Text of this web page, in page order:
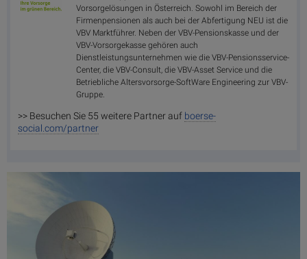
Vorsorgelösungen in Österreich. Sowohl im Bereich der
Firmenpensionen als auch bei der Abfertigung NEU ist die
VBV Marktführer. Neben der VBV-Pensionskasse und der
VBV-Vorsorgekasse gehören auch
Dienstleistungsunternehmen wie die VBV-Pensionsservice-
Center, die VBV-Consult, die VBV-Asset Service und die
Betriebliche Altersvorsorge-SoftWare Engineering zur VBV-
Gruppe.
>> Besuchen Sie 55 weitere Partner auf boerse-
social.com/partner